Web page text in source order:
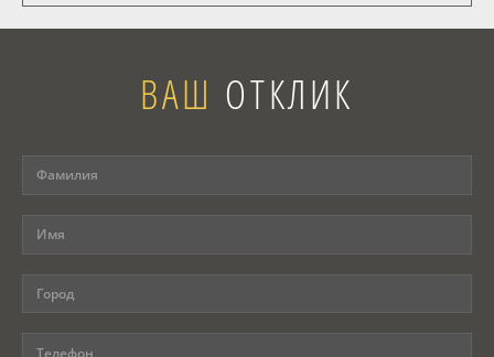
04
Программы
Вебинары
Персоналии
ВАШ ОТКЛИК